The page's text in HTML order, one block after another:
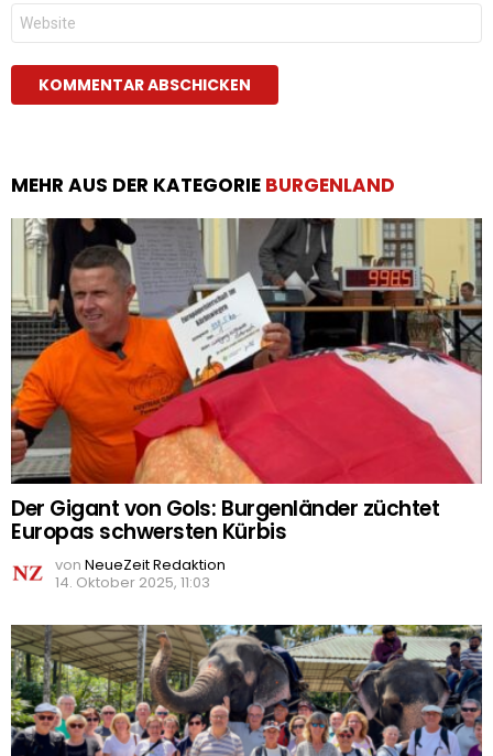
Website
MEHR AUS DER KATEGORIE BURGENLAND
Der Gigant von Gols: Burgenländer züchtet
Europas schwersten Kürbis
von NeueZeit Redaktion
14. Oktober 2025, 11:03